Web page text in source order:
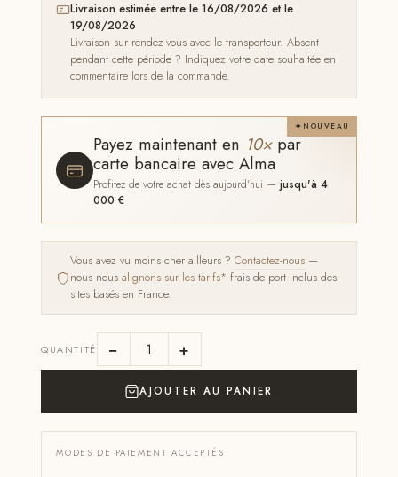
Livraison estimée entre le 16/08/2026 et le
19/08/2026
Livraison sur rendez-vous avec le transporteur. Absent
pendant cette période ? Indiquez votre date souhaitée en
commentaire lors de la commande.
NOUVEAU
Payez maintenant en 10×par
carte bancaire avec Alma
Profitez de votre achat dès aujourd'hui —jusqu'à 4
000 €
Vous avez vu moins cher ailleurs ?Contactez-nous —
nous nousalignons sur les tarifs* frais de port inclus des
sites basés en France.
QUANTITÉ − +
AJOUTER AU PANIER
MODES DE PAIEMENT ACCEPTÉS